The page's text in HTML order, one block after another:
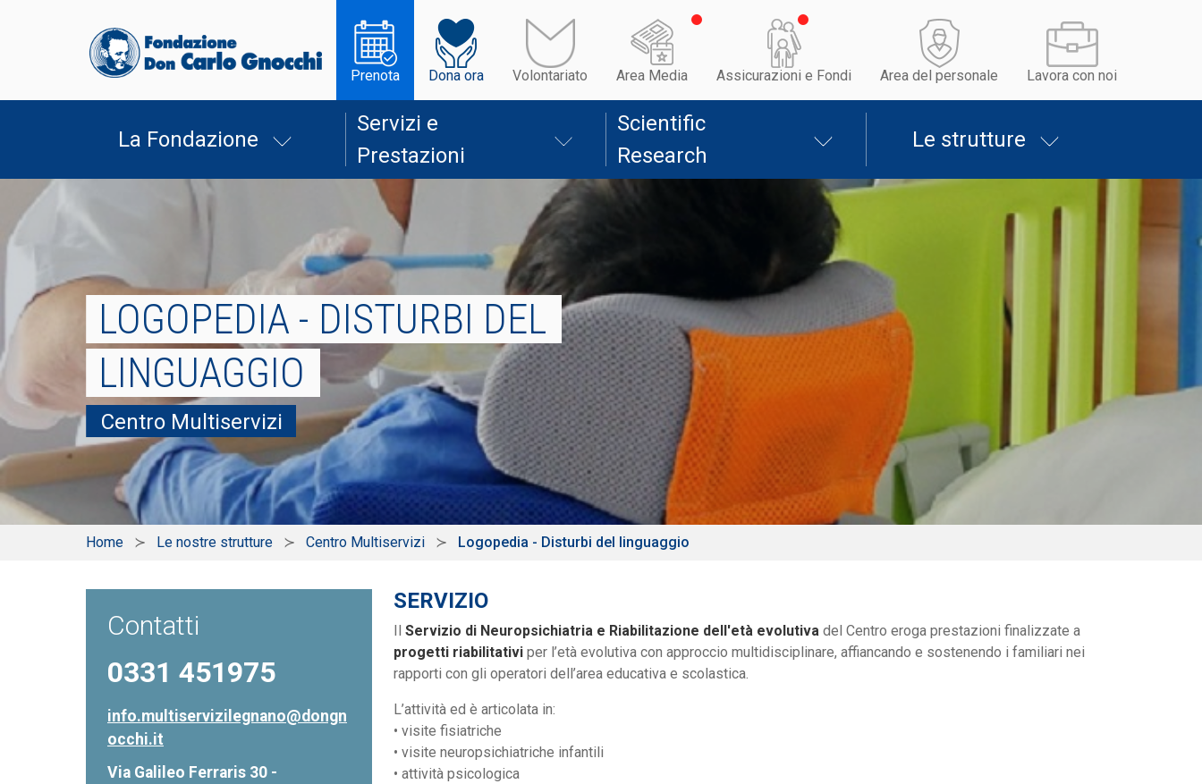
Prenota Dona ora Volontariato Area Media Assicurazioni e Fondi Area del personale Lavora con noi
La Fondazione
Servizi e
Prestazioni
Scientific
Research
Le strutture
LOGOPEDIA - DISTURBI DEL
LINGUAGGIO
Centro Multiservizi
Home Le nostre strutture Centro Multiservizi Logopedia - Disturbi del linguaggio
Contatti
0331 451975
info.multiservizilegnano@dongn
occhi.it
Via Galileo Ferraris 30 -
SERVIZIO
Servizio di Neuropsichiatria e Riabilitazione dell'età evolutiva del Centro eroga prestazioni finalizzate a
progetti riabilitativi per l’età evolutiva con approccio multidisciplinare, affiancando e sostenendo i familiari nei
rapporti con gli operatori dell’area educativa e scolastica.
L’attività ed è articolata in:
• visite fisiatriche
• visite neuropsichiatriche infantili
• attività psicologica